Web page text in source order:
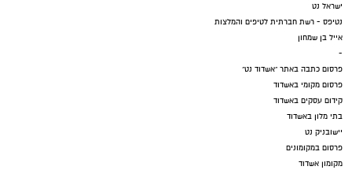
ישראל נט
נטיפס - רשת חברתית לטיפים והמלצות
אייל בן שמחון
-
פרסום כתבה באתר "אשדוד נט"
פרסום מקומי באשדוד
קידום עסקים באשדוד
בתי מלון באשדוד
יישובניק נט
פרסום במקומונים
מקומון אשדוד